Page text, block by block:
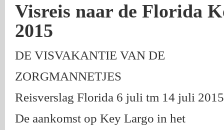
Visreis naar de Florida
2015
DE VISVAKANTIE VAN DE
ZORGMANNETJES
Reisverslag Florida 6 juli tm 14 juli 2015
De aankomst op Key Largo in het